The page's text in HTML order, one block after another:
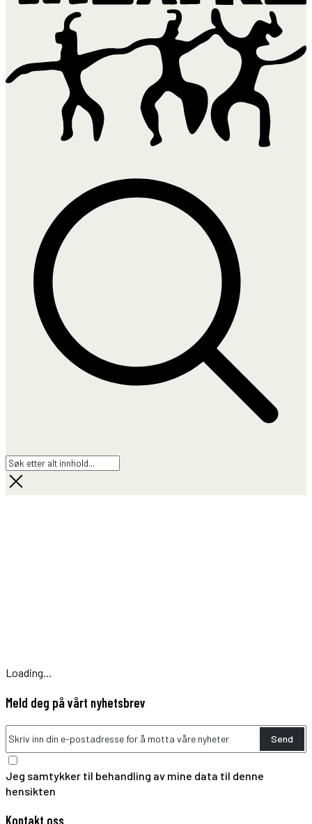
Loading...
Meld deg på vårt nyhetsbrev
Send
Jeg samtykker til behandling av mine data til denne
hensikten
Kontakt oss